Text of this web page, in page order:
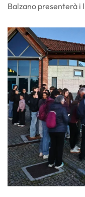
Balzano presenterà i